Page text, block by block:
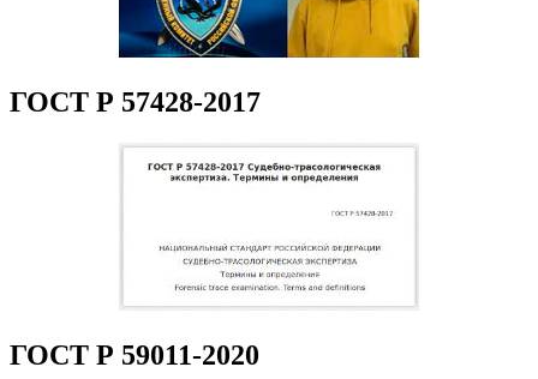
ГОСТ Р 57428-2017
ГОСТ Р 59011-2020